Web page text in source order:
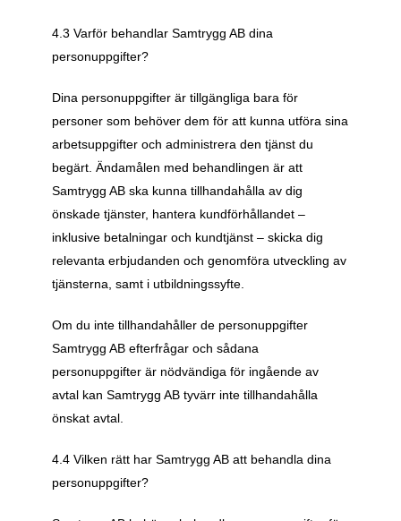
4.3 Varför behandlar Samtrygg AB dina
personuppgifter?
Dina personuppgifter är tillgängliga bara för
personer som behöver dem för att kunna utföra sina
arbetsuppgifter och administrera den tjänst du
begärt. Ändamålen med behandlingen är att
Samtrygg AB ska kunna tillhandahålla av dig
önskade tjänster, hantera kundförhållandet –
inklusive betalningar och kundtjänst – skicka dig
relevanta erbjudanden och genomföra utveckling av
tjänsterna, samt i utbildningssyfte.
Om du inte tillhandahåller de personuppgifter
Samtrygg AB efterfrågar och sådana
personuppgifter är nödvändiga för ingående av
avtal kan Samtrygg AB tyvärr inte tillhandahålla
önskat avtal.
4.4 Vilken rätt har Samtrygg AB att behandla dina
personuppgifter?